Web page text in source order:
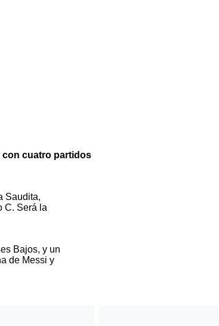
con cuatro partidos
Saudita,
C. Será la
Bajos, y un
de Messi y